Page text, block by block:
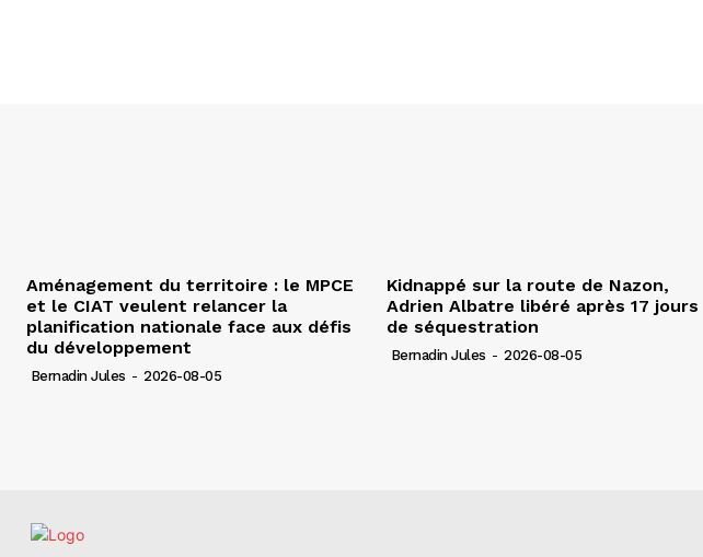
Aménagement du territoire : le MPCE
et le CIAT veulent relancer la
planification nationale face aux défis
du développement
Bernadin Jules - 2026-08-05
Kidnappé sur la route de Nazon,
Adrien Albatre libéré après 17 jours
de séquestration
Bernadin Jules - 2026-08-05